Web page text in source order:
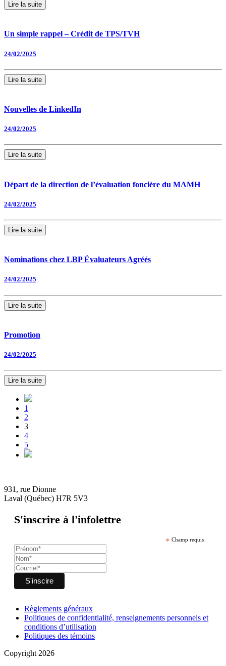
Lire la suite
Un simple rappel – Crédit de TPS/TVH
24/02/2025
Lire la suite
Nouvelles de LinkedIn
24/02/2025
Lire la suite
Départ de la direction de l’évaluation foncière du MAMH
24/02/2025
Lire la suite
Nominations chez LBP Évaluateurs Agréés
24/02/2025
Lire la suite
Promotion
24/02/2025
Lire la suite
1
2
3
4
5
931, rue Dionne
Laval (Québec) H7R 5V3
S'inscrire à l'infolettre
* Champ requis
Règlements généraux
Politiques de confidentialité, renseignements personnels et
conditions d’utilisation
Politiques des témoins
Copyright 2026